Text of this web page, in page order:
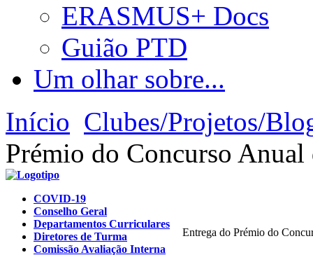
ERASMUS+ Docs
Guião PTD
Um olhar sobre...
Início Clubes/Projetos/
Prémio do Concurso Anual
Entrega do Prémio do
COVID-19
Conselho Geral
Departamentos Curriculares
Diretores de Turma
Comissão Avaliação Interna